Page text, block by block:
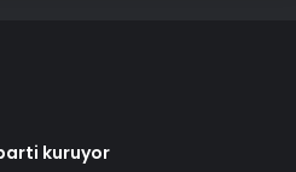
parti kuruyor